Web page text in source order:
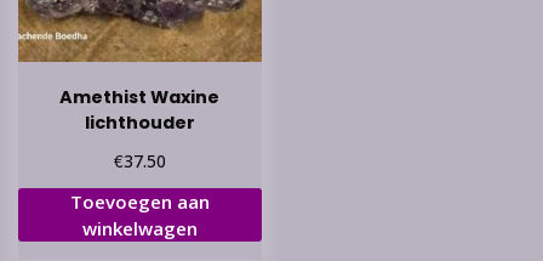
Amethist Waxine
lichthouder
€37.50
Toevoegen aan
winkelwagen